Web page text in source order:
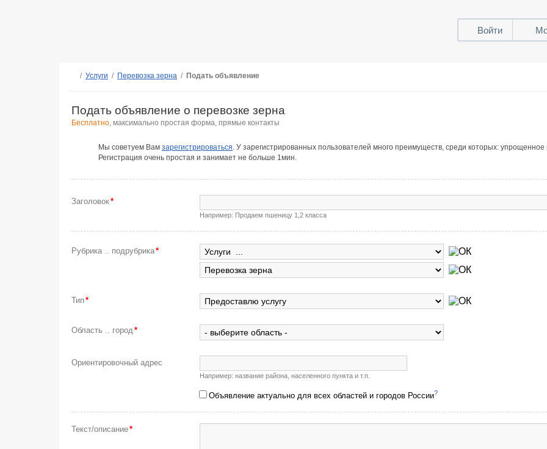
Войти
/ Услуги / Перевозка зерна / Подать объявление
Подать объявление о перевозке зерна
Бесплатно, максимально простая форма, прямые контакты
Мы советуем Вам зарегистрироваться. У зарегистрированных пользователей много преимуществ, среди которых:
Регистрация очень простая и занимает не больше 1мин.
Заголовок*
Например: Продаем пшеницу 1,2 класса
Рубрика .. подрубрика*
Тип *
Область .. город*
Ориентировочный адрес
Например: название района, населенного пункта и т.п.
Объявление актуально для всех областей и городов России?
Текст/описание*